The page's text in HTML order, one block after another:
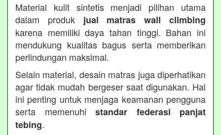
Material kulit sintetis menjadi pilihan utama
dalam produk jual matras wall climbing
karena memiliki daya tahan tinggi. Bahan ini
mendukung kualitas bagus serta memberikan
perlindungan maksimal.
Selain material, desain matras juga diperhatikan
agar tidak mudah bergeser saat digunakan. Hal
ini penting untuk menjaga keamanan pengguna
serta memenuhi standar federasi panjat
tebing.